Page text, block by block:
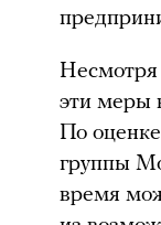
Несмотря
эти меры
По
группы
время